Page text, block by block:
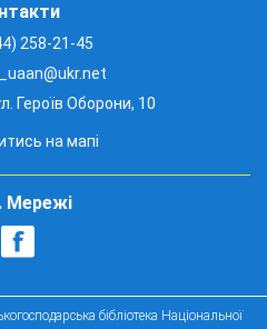
258-21-45
Героїв Оборони, 10
на мапі
Мережі
бібліотека Національної